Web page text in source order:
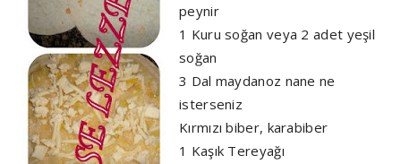
peynir
1 Kuru soğan veya 2 adet yeşil
soğan
3 Dal maydanoz nane ne
isterseniz
Kırmızı biber, karabiber
1 Kaşık Tereyağı